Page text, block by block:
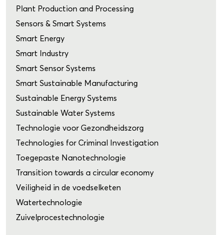
Plant Production and Processing
Sensors & Smart Systems
Smart Energy
Smart Industry
Smart Sensor Systems
Smart Sustainable Manufacturing
Sustainable Energy Systems
Sustainable Water Systems
Technologie voor Gezondheidszorg
Technologies for Criminal Investigation
Toegepaste Nanotechnologie
Transition towards a circular economy
Veiligheid in de voedselketen
Watertechnologie
Zuivelprocestechnologie